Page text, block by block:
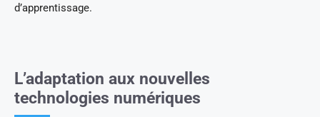
d’apprentissage.
L’adaptation aux nouvelles
technologies numériques